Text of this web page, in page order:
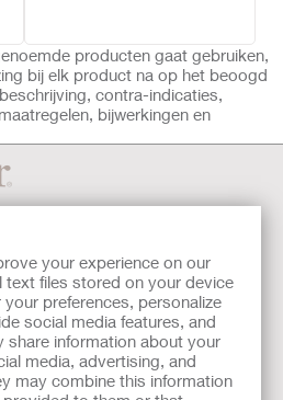
your experience on our
text files stored on your device
preferences, personalize
social media features, and
share information about your
media, advertising, and
may combine this information
producten gaat gebruiken,
bij elk product na op het beoogd
contra-indicaties,
bijwerkingen en